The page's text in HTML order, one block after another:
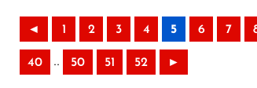
◄ 1 2 3 4 5 6 7
40 .. 50 51 52 ►